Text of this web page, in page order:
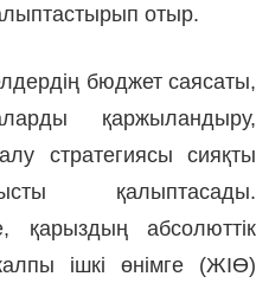
отыр.
бюджет саясаты,
қаржыландыру,
стратегиясы сияқты
қалыптасады.
қарыздың абсолюттік
ішкі өнімге (ЖІӨ)